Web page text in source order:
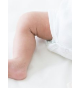
Uganete, katero